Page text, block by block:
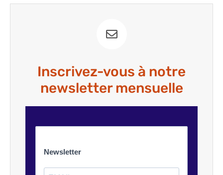
Inscrivez-vous à notre
newsletter mensuelle